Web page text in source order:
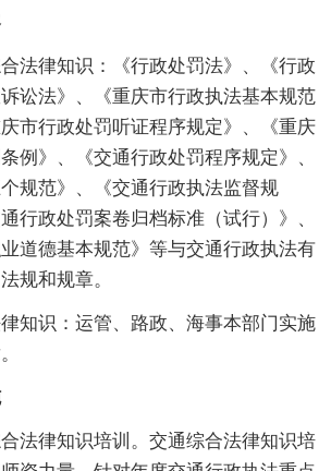
合法律知识：《行政处罚法》、《行政
讼法》、《重庆市行政执法基本规范
庆市行政处罚听证程序规定》、《重庆
例》、《交通行政处罚程序规定》、
个规范》、《交通行政执法监督规
行政处罚案卷归档标准（试行）》、
业道德基本规范》等与交通行政执法有
规和规章。
律知识：运管、路政、海事本部门实施
合法律知识培训。交通综合法律知识培